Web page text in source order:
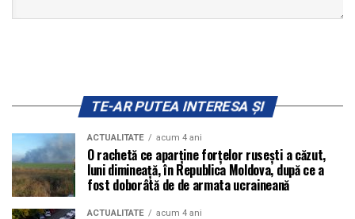
TE-AR PUTEA INTERESA ȘI
ACTUALITATE acum 4 ani
O rachetă ce aparține forțelor rusești a căzut,
luni dimineață, în Republica Moldova, după ce a
fost doborâtă de de armata ucraineană
ACTUALITATE acum 4 ani